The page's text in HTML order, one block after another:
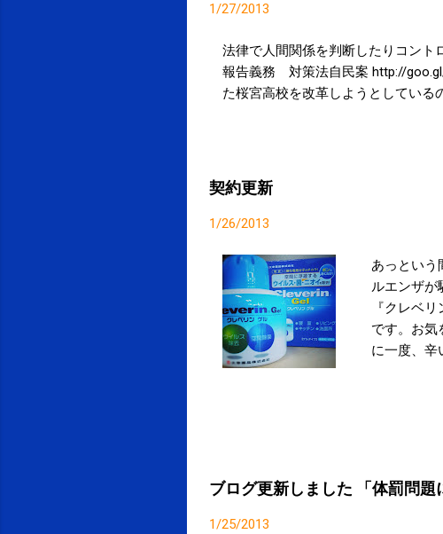
1/27/2013
法律で人間関係を判断したりコン
報告義務 対策法自民案 http://
た桜宮高校を改革しようとしている
契約更新
1/26/2013
あっという
ルエンザが
『クレベ
です。お気
に一度、辛
すが、2月
ブログ更新しました 「体罰問題
1/25/2013